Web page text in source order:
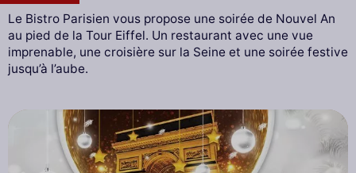
Le Bistro Parisien vous propose une soirée de Nouvel An
au pied de la Tour Eiffel. Un restaurant avec une vue
imprenable, une croisière sur la Seine et une soirée festive
jusqu’à l’aube.